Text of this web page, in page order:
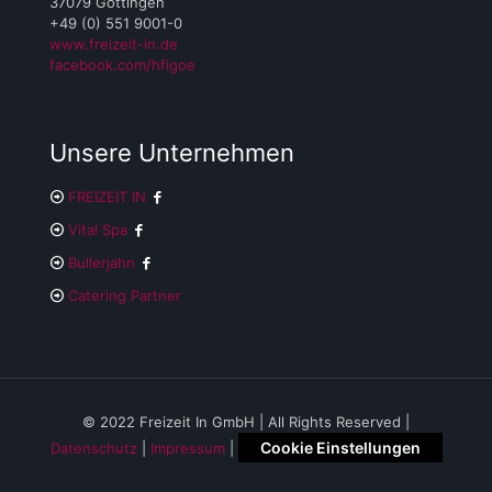
+49 (0) 551 9001-0
www.freizeit-in.de
facebook.com/hfigoe
Unsere Unternehmen
FREIZEIT IN
Vital Spa
Bullerjahn
Catering Partner
© 2022 Freizeit In GmbH | All Rights Reserved |
Datenschutz| Impressum Cookie Einstellungen